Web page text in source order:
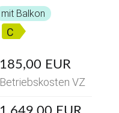
mit Balkon
C
185,00 EUR
Betriebskosten VZ